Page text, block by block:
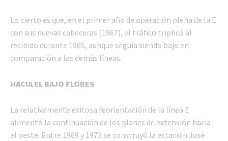
Lo cierto es que, en el primer año de operación plena de la E
con sus nuevas cabeceras (1967), el tráfico triplicó al
recibido durante 1965, aunque seguía siendo bajo en
comparación a las demás líneas.
HACIA EL BAJO FLORES
La relativamente exitosa reorientación de la línea E
alimentó la continuación de los planes de extensión hacia
el oeste. Entre 1969 y 1973 se construyó la estación José